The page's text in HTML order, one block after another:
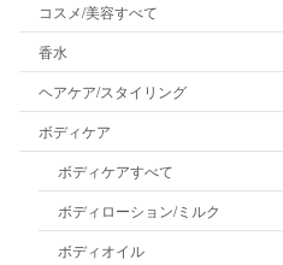
コスメ/美容すべて
香水
ヘアケア/スタイリング
ボディケア
ボディケアすべて
ボディローション/ミルク
ボディオイル